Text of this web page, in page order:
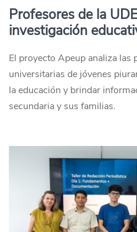
Profesores de la
investigación
El proyecto Apeup analiza las
universitarias de jóvenes
la educación y brindar
secundaria y sus familias.